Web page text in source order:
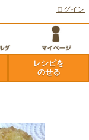
ログイン
レシピを
のせる